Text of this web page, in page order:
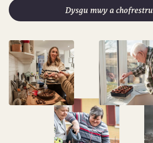
Dysgu mwy a chofrestru